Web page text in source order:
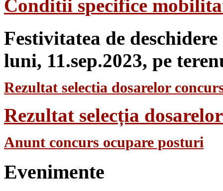
Conditii specifice
Festivitatea de
luni, 11.sep.2023, pe
Rezultat selectia dosarelor
Rezultat selecția
Anunt concurs ocupare posturi
Evenimente